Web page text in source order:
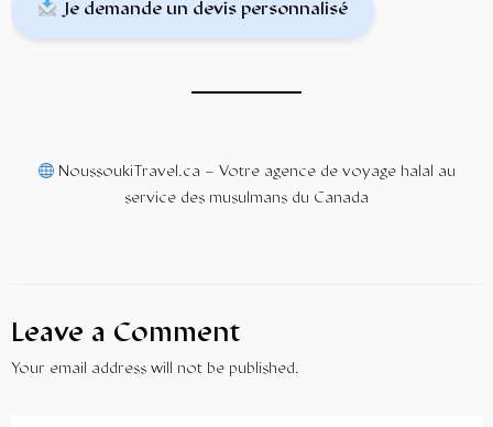
Je demande un devis personnalisé
NoussoukiTravel.ca – Votre agence de voyage halal au
service des musulmans du Canada
Leave a Comment
Your email address will not be published.